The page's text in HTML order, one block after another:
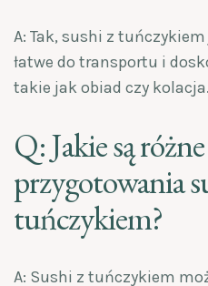
A: Tak, sushi z
łatwe do transportu i
takie jak obiad czy kolacja.
Q: Jakie są
przygotowania
tuńczykiem?
A: Sushi z tuńczykiem